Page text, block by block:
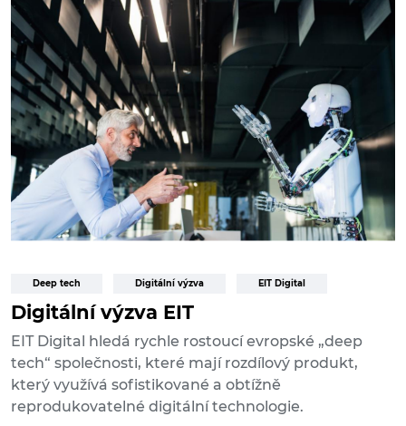
Deep tech Digitální výzva EIT Digital
Digitální výzva EIT
EIT Digital hledá rychle rostoucí evropské „deep
tech“ společnosti, které mají rozdílový produkt,
který využívá sofistikované a obtížně
reprodukovatelné digitální technologie.